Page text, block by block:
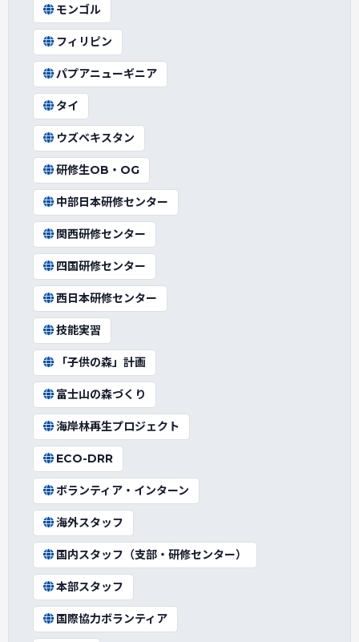
モンゴル
フィリピン
パプアニューギニア
タイ
ウズベキスタン
研修生OB・OG
中部日本研修センター
関西研修センター
四国研修センター
西日本研修センター
技能実習
「子供の森」計画
富士山の森づくり
海岸林再生プロジェクト
ECO-DRR
ボランティア・インターン
海外スタッフ
国内スタッフ（支部・研修センター）
本部スタッフ
国際協力ボランティア